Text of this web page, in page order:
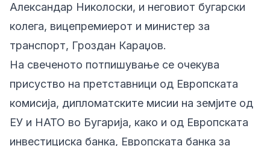
Александар Николоски, и неговиот бугарски
колега, вицепремиерот и министер за
транспорт, Гроздан Караџов.
На свеченото потпишување се очекува
присуство на претставници од Европската
комисија, дипломатските мисии на земјите од
ЕУ и НАТО во Бугарија, како и од Европската
инвестициска банка, Европската банка за